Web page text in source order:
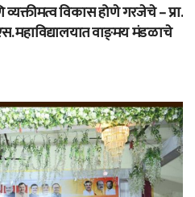
विकास होणे गरजेचे – प्रा.
महाविद्यालयात वाङ्‌मय मंडळाचे